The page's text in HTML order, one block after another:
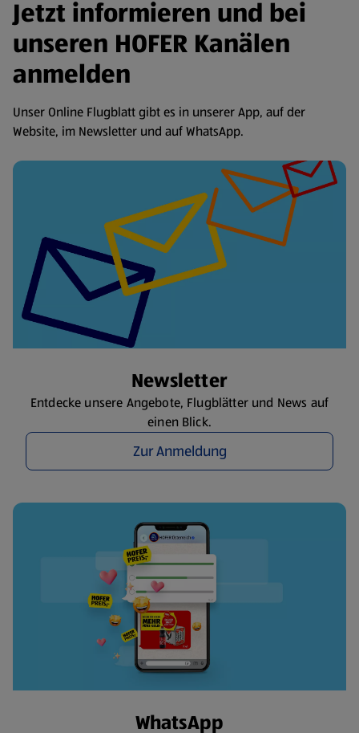
Jetzt informieren und bei
unseren HOFER Kanälen
anmelden
Unser Online Flugblatt gibt es in unserer App, auf der
Website, im Newsletter und auf WhatsApp.
Newsletter
Entdecke unsere Angebote, Flugblätter und News auf
einen Blick.
Zur Anmeldung
WhatsApp